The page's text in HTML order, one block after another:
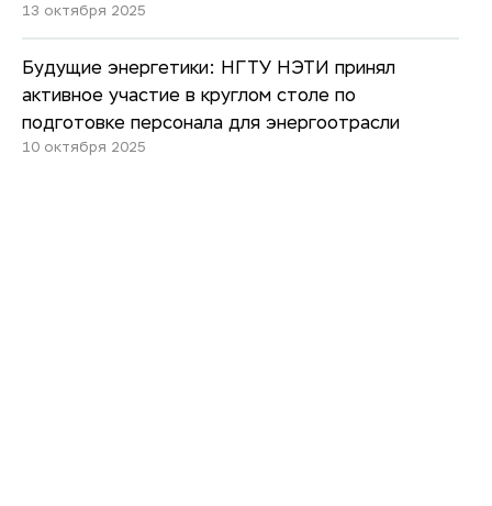
13 октября 2025
Будущие энергетики: НГТУ НЭТИ принял
активное участие в круглом столе по
подготовке персонала для энергоотрасли
10 октября 2025